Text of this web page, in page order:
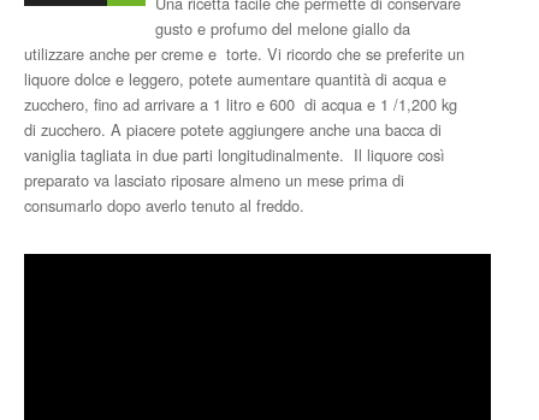
gusto e profumo del melone giallo da
utilizzare anche per creme e torte. Vi ricordo che se preferite un
liquore dolce e leggero, potete aumentare quantità di acqua e
zucchero, fino ad arrivare a 1 litro e 600 di acqua e 1 /1,200 kg
di zucchero. A piacere potete aggiungere anche una bacca di
vaniglia tagliata in due parti longitudinalmente. Il liquore così
preparato va lasciato riposare almeno un mese prima di
consumarlo dopo averlo tenuto al freddo.